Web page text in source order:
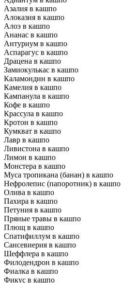
Азалия в кашпо
Алоказия в кашпо
Алоэ в кашпо
Ананас в кашпо
Антуриум в кашпо
Аспарагус в кашпо
Драцена в кашпо
Замиокулькас в кашпо
Каламондин в кашпо
Камелия в кашпо
Кампанула в кашпо
Кофе в кашпо
Крассула в кашпо
Кротон в кашпо
Кумкват в кашпо
Лавр в кашпо
Ливистона в кашпо
Лимон в кашпо
Монстера в кашпо
Муса тропикана (банан) в кашпо
Нефролепис (папоротник) в кашпо
Олива в кашпо
Пахира в кашпо
Петуния в кашпо
Пряные травы в кашпо
Плющ в кашпо
Спатифиллум в кашпо
Сансевиерия в кашпо
Шеффлера в кашпо
Филодендрон в кашпо
Фиалка в кашпо
Фикус в кашпо